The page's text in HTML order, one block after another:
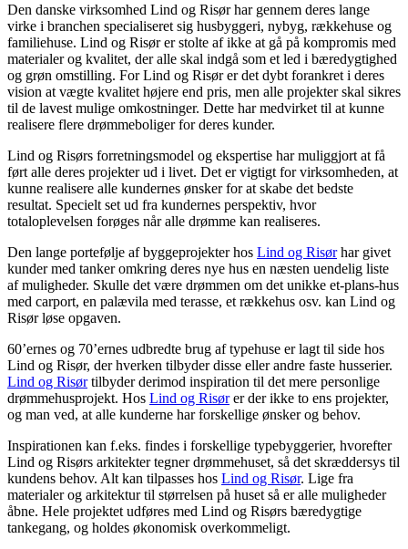
Den danske virksomhed Lind og Risør har gennem deres lange
virke i branchen specialiseret sig husbyggeri, nybyg, rækkehuse og
familiehuse. Lind og Risør er stolte af ikke at gå på kompromis med
materialer og kvalitet, der alle skal indgå som et led i bæredygtighed
og grøn omstilling. For Lind og Risør er det dybt forankret i deres
vision at vægte kvalitet højere end pris, men alle projekter skal sikres
til de lavest mulige omkostninger. Dette har medvirket til at kunne
realisere flere drømmeboliger for deres kunder.
Lind og Risørs forretningsmodel og ekspertise har muliggjort at få
ført alle deres projekter ud i livet. Det er vigtigt for virksomheden, at
kunne realisere alle kundernes ønsker for at skabe det bedste
resultat. Specielt set ud fra kundernes perspektiv, hvor
totaloplevelsen forøges når alle drømme kan realiseres.
Den lange portefølje af byggeprojekter hos Lind og Risørhar givet
kunder med tanker omkring deres nye hus en næsten uendelig liste
af muligheder. Skulle det være drømmen om det unikke et-plans-hus
med carport, en palævila med terasse, et rækkehus osv. kan Lind og
Risør løse opgaven.
60’ernes og 70’ernes udbredte brug af typehuse er lagt til side hos
Lind og Risør, der hverken tilbyder disse eller andre faste husserier.
Lind og Risørtilbyder derimod inspiration til det mere personlige
drømmehusprojekt. Hos Lind og Risører der ikke to ens projekter,
og man ved, at alle kunderne har forskellige ønsker og behov.
Inspirationen kan f.eks. findes i forskellige typebyggerier, hvorefter
Lind og Risørs arkitekter tegner drømmehuset, så det skræddersys til
kundens behov. Alt kan tilpasses hos Lind og Risør. Lige fra
materialer og arkitektur til størrelsen på huset så er alle muligheder
åbne. Hele projektet udføres med Lind og Risørs bæredygtige
tankegang, og holdes økonomisk overkommeligt.